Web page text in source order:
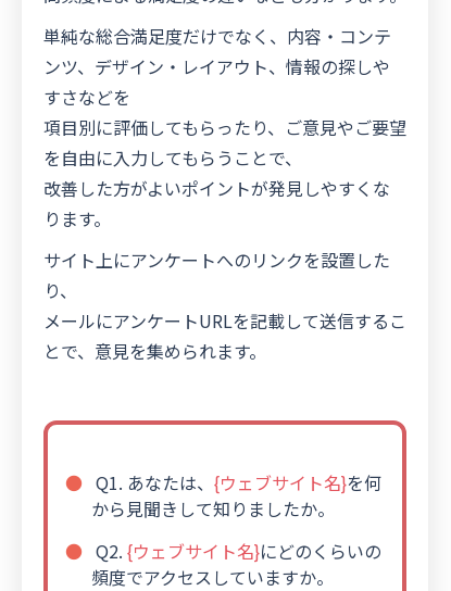
単純な総合満足度だけでなく、内容・コンテ
ンツ、デザイン・レイアウト、情報の探しや
すさなどを
項目別に評価してもらったり、ご意見やご要望
を自由に入力してもらうことで、
改善した方がよいポイントが発見しやすくな
ります。
サイト上にアンケートへのリンクを設置した
り、
メールにアンケートURLを記載して送信するこ
とで、意見を集められます。
Q1. あなたは、 {ウェブサイト名}を何
から見聞きして知りましたか。
Q2. {ウェブサイト名}にどのくらいの
頻度でアクセスしていますか。